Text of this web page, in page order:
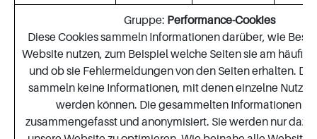
Gruppe: Performance-Cookies
Diese Cookies sammeln Informationen darüber, wie
Website nutzen, zum Beispiel welche Seiten sie am
und ob sie Fehlermeldungen von den Seiten erhalten.
sammeln keine Informationen, mit denen einzelne Nutzer
werden können. Die gesammelten Informationen
zusammengefasst und anonymisiert. Sie werden nur